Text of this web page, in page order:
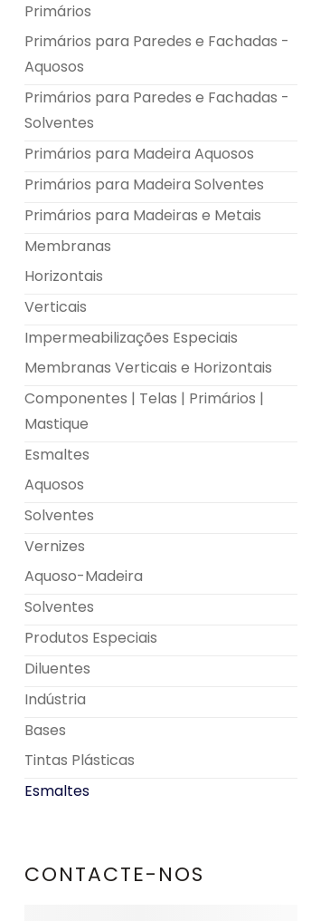
Primários
Primários para Paredes e Fachadas -
Aquosos
Primários para Paredes e Fachadas -
Solventes
Primários para Madeira Aquosos
Primários para Madeira Solventes
Primários para Madeiras e Metais
Membranas
Horizontais
Verticais
Impermeabilizações Especiais
Membranas Verticais e Horizontais
Componentes | Telas | Primários |
Mastique
Esmaltes
Aquosos
Solventes
Vernizes
Aquoso-Madeira
Solventes
Produtos Especiais
Diluentes
Indústria
Bases
Tintas Plásticas
Esmaltes
CONTACTE-NOS